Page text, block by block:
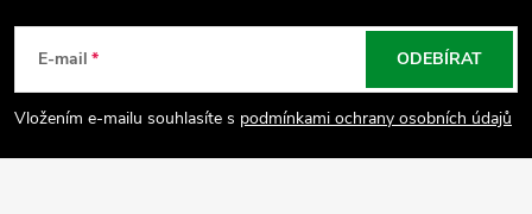
p
a
E-mail
Vložením e-mailu souhlasíte s podmínkami ochrany osobních údajů
ODEBÍRAT